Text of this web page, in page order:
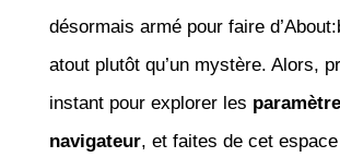
désormais armé pour faire
atout plutôt qu’un mystère. Alors,
instant pour explorer les
navigateur, et faites de cet